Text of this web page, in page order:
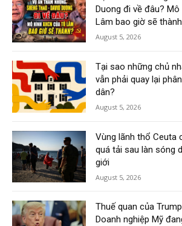
Duong đi về đâu?
Lâm bao giờ sẽ
August 5, 2026
Tại sao những chủ
vẫn phải quay lại
dân?
August 5, 2026
Vùng lãnh thổ Ceuta
quá tải sau làn sóng
giới
August 5, 2026
Thuế quan của
Doanh nghiệp Mỹ